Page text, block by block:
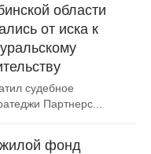
области
от иска к
судебное
Партнерс...
фонд